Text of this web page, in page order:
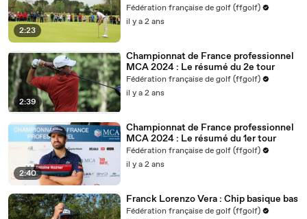
2:23
Fédération française de golf (ffgolf)
il y a 2 ans
2:39
Championnat de France professionnel
MCA 2024 : Le résumé du 2e tour
Fédération française de golf (ffgolf)
il y a 2 ans
2:40
Championnat de France professionnel
MCA 2024 : Le résumé du 1er tour
Fédération française de golf (ffgolf)
il y a 2 ans
Franck Lorenzo Vera : Chip basique bas
Fédération française de golf (ffgolf)